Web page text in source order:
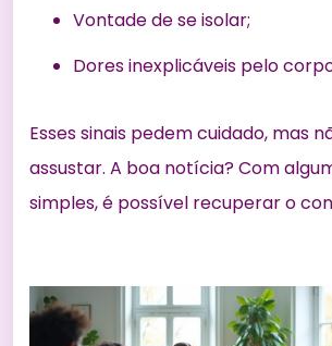
Vontade de se isolar;
Dores inexplicáveis pelo
Esses sinais pedem cuidado, mas
assustar. A boa notícia? Com
simples, é possível recuperar o